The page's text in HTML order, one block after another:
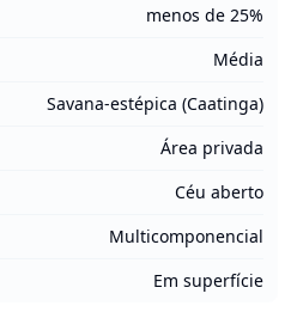
menos de 25%
Média
Savana-estépica (Caatinga)
Área privada
Céu aberto
Multicomponencial
Em superfície